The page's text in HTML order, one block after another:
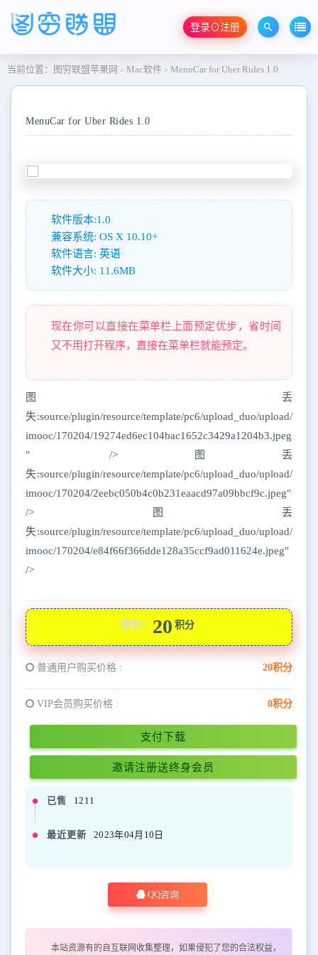
登录⊙注册
当前位置： 图穷联盟苹果网 > Mac软件 > MenuCar for Uber Rides 1.0
MenuCar for Uber Rides 1.0
软件版本:1.0
兼容系统: OS X 10.10+
软件语言: 英语
软件大小: 11.6MB
现在你可以直接在菜单栏上面预定优步，省时间
又不用打开程序，直接在菜单栏就能预定。
图丢
失:source/plugin/resource/template/pc6/upload_duo/upload/
imooc/170204/19274ed6ec104bac1652c3429a1204b3.jpeg
" />图丢
失:source/plugin/resource/template/pc6/upload_duo/upload/
imooc/170204/2eebc050b4c0b231eaacd97a09bbcf9c.jpeg"
/>图丢
失:source/plugin/resource/template/pc6/upload_duo/upload/
imooc/170204/e84f66f366dde128a35ccf9ad011624e.jpeg"
/>
原价： 20 积分
普通用户购买价格 : 20积分
VIP会员购买价格 : 0积分
支付下载
邀请注册送终身会员
已售 1211
最近更新 2023年04月10日
QQ咨询
本站资源有的自互联网收集整理，如果侵犯了您的合法权益，